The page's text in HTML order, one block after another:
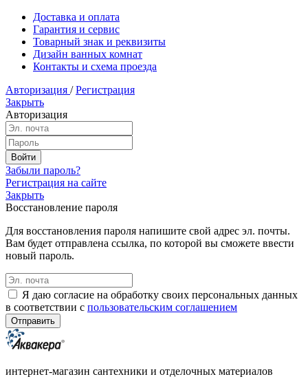
Доставка и оплата
Гарантия и сервис
Товарный знак и реквизиты
Дизайн ванных комнат
Контакты и схема проезда
Авторизация / Регистрация
Закрыть
Авторизация
Забыли пароль?
Регистрация на сайте
Закрыть
Восстановление пароля
Для восстановления пароля напишите свой адрес эл. почты.
Вам будет отправлена ссылка, по которой вы сможете ввести
новый пароль.
Я даю согласие на обработку своих персональных данных
в соответствии с пользовательским соглашением
интернет-магазин сантехники и отделочных материалов